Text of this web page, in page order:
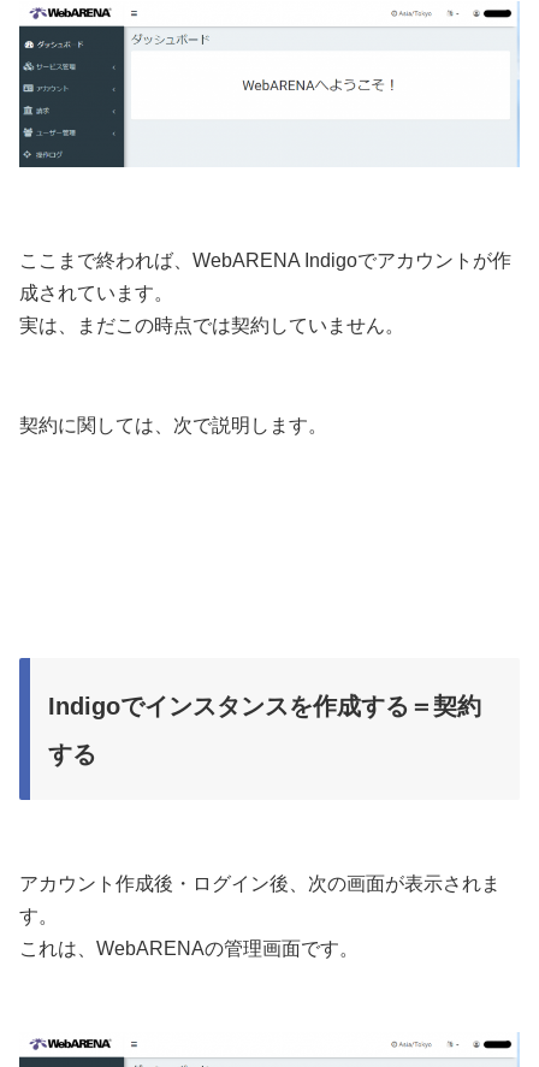
ここまで終われば、WebARENA Indigoでアカウントが作
成されています。
実は、まだこの時点では契約していません。
契約に関しては、次で説明します。
Indigoでインスタンスを作成する＝契約
する
アカウント作成後・ログイン後、次の画面が表示されま
す。
これは、WebARENAの管理画面です。